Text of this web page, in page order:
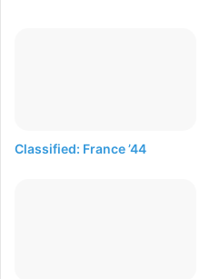
Classified: France ’44